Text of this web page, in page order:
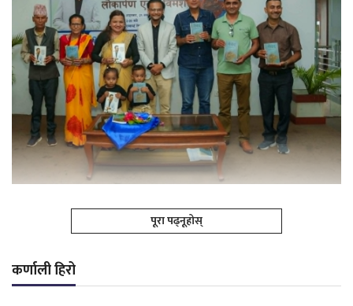
पूरा पढ्नूहोस्
कर्णाली हिरो